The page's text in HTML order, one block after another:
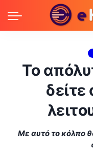
Το
δείτε
Με αυτό το κόλπο